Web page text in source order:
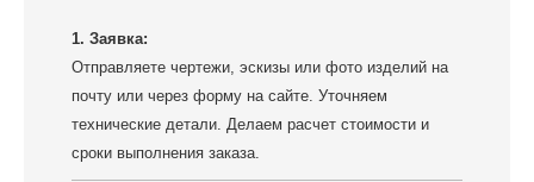
1. Заявка:
Отправляете чертежи, эскизы или фото изделий на
почту или через форму на сайте. Уточняем
технические детали. Делаем расчет стоимости и
сроки выполнения заказа.